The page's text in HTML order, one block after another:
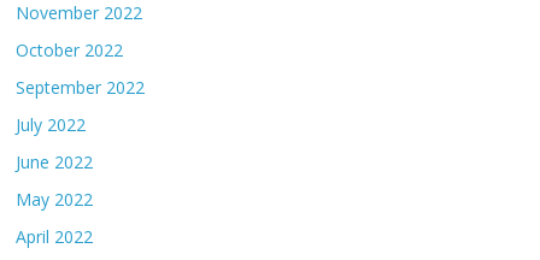
November 2022
October 2022
September 2022
July 2022
June 2022
May 2022
April 2022